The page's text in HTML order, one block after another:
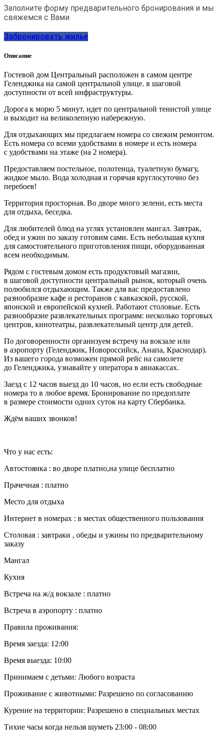
Заполните форму предварительного бронирования и мы
свяжемся с Вами.
Забронировать жилье
Описание
Гостевой дом Центральный расположен в самом центре
Геленджика на самой центральной улице. в шаговой
доступности от всей инфраструктуры.
Дорога к морю 5 минут, идет по центральной тенистой улице
и выходит на великолепную набережную.
Для отдыхающих мы предлагаем номера со свежим ремонтом.
Есть номера со всеми удобствами в номере и есть номера
с удобствами на этаже (на 2 номера).
Предоставляем постельное, полотенца, туалетную бумагу,
жидкое мыло. Вода холодная и горячая круглосуточно без
перебоев!
Территория просторная. Во дворе много зелени, есть места
для отдыха, беседка.
Для любителей блюд на углях установлен мангал. Завтрак,
обед и ужин по заказу готовим сами. Есть небольшая кухня
для самостоятельного приготовления пищи, оборудованная
всем необходимым.
Рядом с гостевым домом есть продуктовый магазин,
в шаговой доступности центральный рынок, который очень
полюбился отдыхающим. Также для вас предоставлено
разнообразие кафе и ресторанов с кавказской, русской,
японской и европейской кухней. Работают столовые. Есть
разнообразие развлекательных программ: несколько торговых
центров, кинотеатры, развлекательный центр для детей.
По договоренности организуем встречу на вокзале или
в аэропорту (Геленджик, Новороссийск, Анапа, Краснодар).
Из вашего города возможен прямой рейс на самолете
до Геленджика, узнавайте у оператора в авиакассах.
Заезд с 12 часов выезд до 10 часов, но если есть свободные
номера то в любое время. Бронирование по предоплате
в размере стоимости одних суток на карту Сбербанка.
Ждём ваших звонков!
Что у нас есть:
Автостоянка : во дворе платно,на улице бесплатно
Прачечная : платно
Место для отдыха
Интернет в номерах : в местах общественного пользования
Столовая : завтраки , обеды и ужины по предварительному
заказу
Мангал
Кухня
Встреча на ж/д вокзале : платно
Встреча в аэропорту : платно
Правила проживания:
Время заезда: 12:00
Время выезда: 10:00
Принимаем с детьми: Любого возраста
Проживание с животными: Разрешено по согласованию
Курение на территории: Разрешено в специальных местах
Тихие часы когда нельзя шуметь 23:00 - 08:00